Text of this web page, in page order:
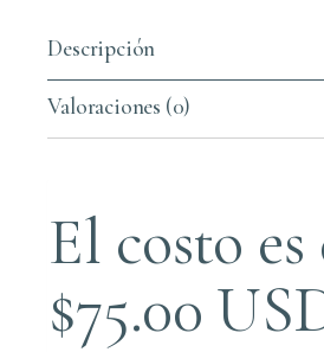
Descripción
Valoraciones (0)
El costo es
$75.00